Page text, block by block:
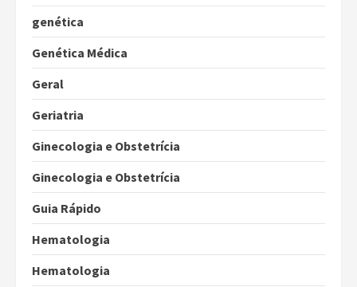
genética
Genética Médica
Geral
Geriatria
Ginecologia e Obstetrícia
Ginecologia e Obstetrícia
Guia Rápido
Hematologia
Hematologia